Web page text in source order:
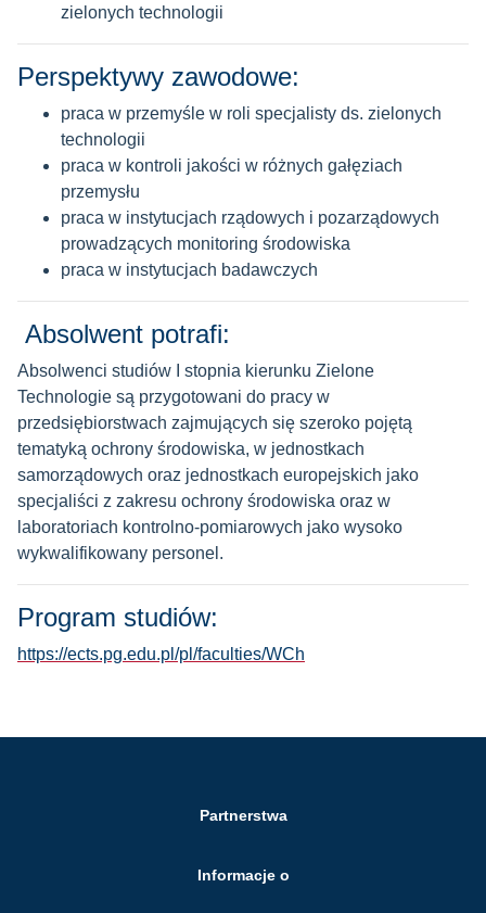
zielonych technologii
Perspektywy zawodowe:
praca w przemyśle w roli specjalisty ds. zielonych
technologii
praca w kontroli jakości w różnych gałęziach
przemysłu
praca w instytucjach rządowych i pozarządowych
prowadzących monitoring środowiska
praca w instytucjach badawczych
Absolwent potrafi:
Absolwenci studiów I stopnia kierunku Zielone
Technologie są przygotowani do pracy w
przedsiębiorstwach zajmujących się szeroko pojętą
tematyką ochrony środowiska, w jednostkach
samorządowych oraz jednostkach europejskich jako
specjaliści z zakresu ochrony środowiska oraz w
laboratoriach kontrolno-pomiarowych jako wysoko
wykwalifikowany personel.
Program studiów:
https://ects.pg.edu.pl/pl/faculties/WCh
Partnerstwa
Informacje o